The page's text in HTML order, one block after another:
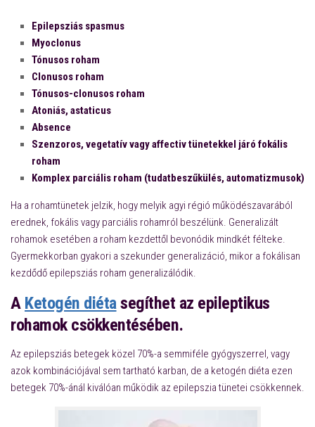
Epilepsziás spasmus
Myoclonus
Tónusos roham
Clonusos roham
Tónusos-clonusos roham
Atoniás, astaticus
Absence
Szenzoros, vegetatív vagy affectiv tünetekkel járó fokális
roham
Komplex parciális roham (tudatbeszűkülés, automatizmusok)
Ha a rohamtünetek jelzik, hogy melyik agyi régió működészavarából
erednek, fokális vagy parciális rohamról beszélünk. Generalizált
rohamok esetében a roham kezdettől bevonódik mindkét félteke.
Gyermekkorban gyakori a szekunder generalizáció, mikor a fokálisan
kezdődő epilepsziás roham generalizálódik.
A Ketogén diétasegíthet az epileptikus
rohamok csökkentésében.
Az epilepsziás betegek közel 70%-a semmiféle gyógyszerrel, vagy
azok kombinációjával sem tartható karban, de a ketogén diéta ezen
betegek 70%-ánál kiválóan működik az epilepszia tünetei csökkennek.